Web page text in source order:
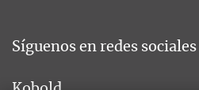
Síguenos en redes sociales